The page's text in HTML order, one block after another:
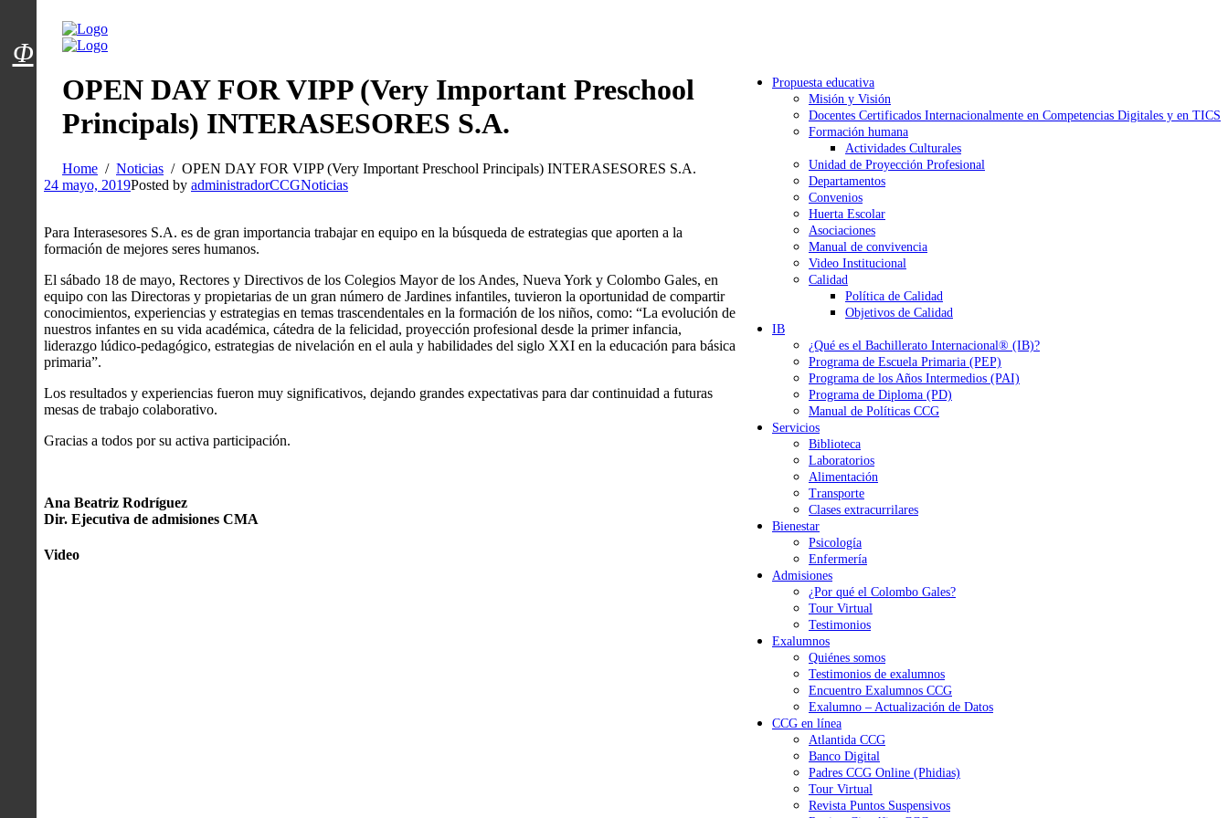
Menú usuarios
Propuesta educativa
Misión y Visión
Docentes Certificados Internacionalmente en Competencias Digitales y en TICS
Formación humana
Actividades Culturales
Unidad de Proyección Profesional
Departamentos
Convenios
Huerta Escolar
Asociaciones
Manual de convivencia
Video Institucional
Calidad
Política de Calidad
Objetivos de Calidad
IB
¿Qué es el Bachillerato Internacional® (IB)?
Programa de Escuela Primaria (PEP)
Programa de los Años Intermedios (PAI)
Programa de Diploma (PD)
Manual de Políticas CCG
Servicios
Biblioteca
Laboratorios
Alimentación
Transporte
Clases extracurrilares
Bienestar
Psicología
Enfermería
Admisiones
¿Por qué el Colombo Gales?
Tour Virtual
Testimonios
Exalumnos
Quiénes somos
Testimonios de exalumnos
Encuentro Exalumnos CCG
Exalumno – Actualización de Datos
CCG en línea
Atlantida CCG
Banco Digital
Padres CCG Online (Phidias)
Tour Virtual
Revista Puntos Suspensivos
OPEN DAY FOR VIPP (Very Important Preschool
Principals) INTERASESORES S.A.
Home Noticias
OPEN DAY FOR VIPP (Very Important Preschool Principals) INTERASESORES S.A.
24 mayo, 2019Posted by administradorCCGNoticias
Para Interasesores S.A. es de gran importancia trabajar en equipo en la búsqueda de estrategias que aporten a la
formación de mejores seres humanos.
El sábado 18 de mayo, Rectores y Directivos de los Colegios Mayor de los Andes, Nueva York y Colombo Gales, en
equipo con las Directoras y propietarias de un gran número de Jardines infantiles, tuvieron la oportunidad de compartir
conocimientos, experiencias y estrategias en temas trascendentales en la formación de los niños, como: “La evolución de
nuestros infantes en su vida académica, cátedra de la felicidad, proyección profesional desde la primer infancia,
liderazgo lúdico-pedagógico, estrategias de nivelación en el aula y habilidades del siglo XXI en la educación para básica
primaria”.
Los resultados y experiencias fueron muy significativos, dejando grandes expectativas para dar continuidad a futuras
mesas de trabajo colaborativo.
Gracias a todos por su activa participación.
Ana Beatriz Rodríguez
Dir. Ejecutiva de admisiones CMA
Video
Φ